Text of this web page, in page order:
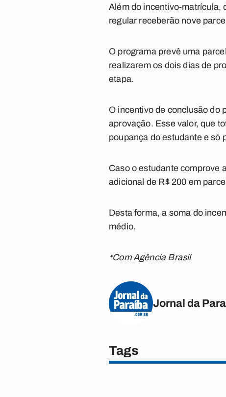
Além do incentivo-matrícula,
regular receberão nove
O programa prevê uma
realizarem os dois dias de
etapa.
O incentivo de conclusão do
aprovação. Esse valor, que
poupança do estudante e só
Caso o estudante comprove
adicional de R$ 200 em
Desta forma, a soma do
médio.
*Com Agência Brasil
Jornal da
Tags